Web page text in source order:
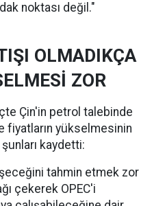
noktası değil."
OLMADIKÇA
ZOR
Çin'in petrol talebinde
fiyatların yükselmesinin
kaydetti:
tahmin etmek zor
çekerek OPEC'i